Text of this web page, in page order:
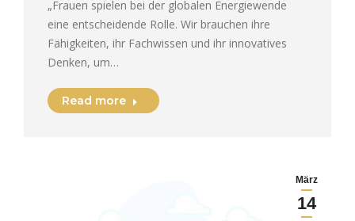
„Frauen spielen bei der globalen Energiewende
eine entscheidende Rolle. Wir brauchen ihre
Fähigkeiten, ihr Fachwissen und ihr innovatives
Denken, um…
Read more
März
14